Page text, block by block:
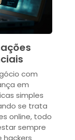
com
em
simples
se trata
online, todo
sempre
hackers